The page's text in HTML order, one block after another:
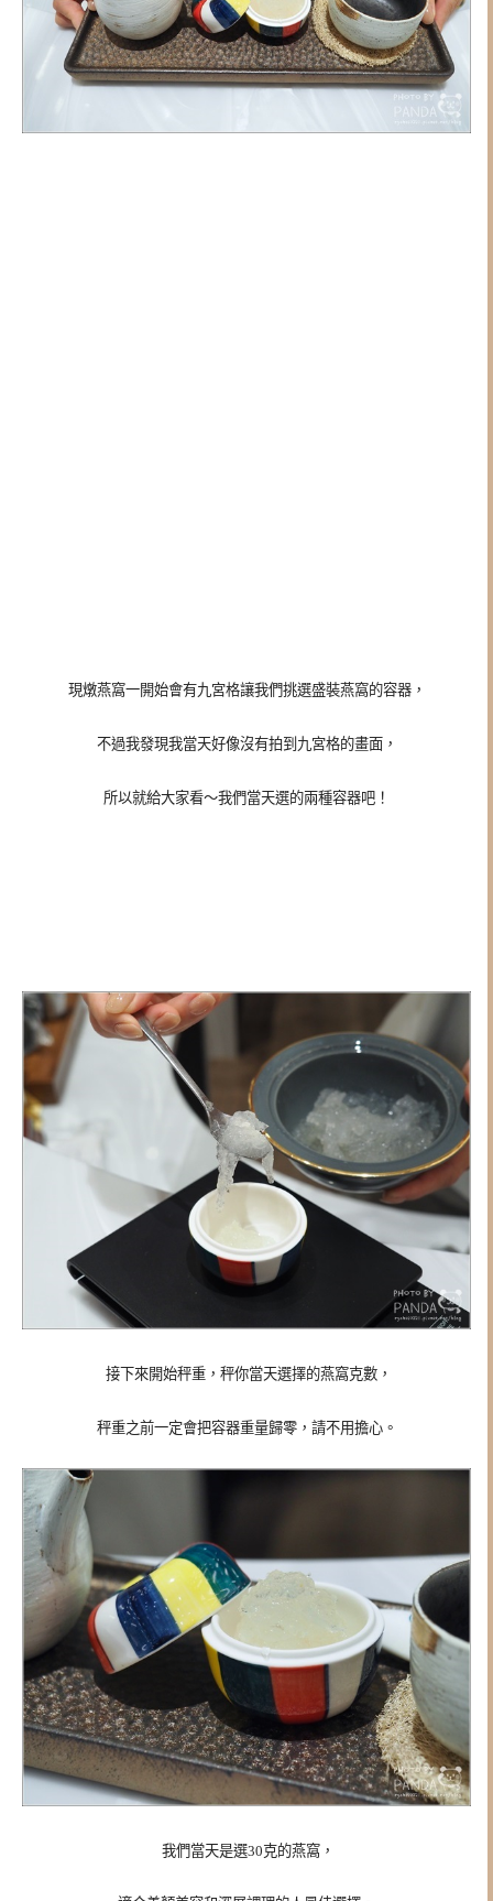
現燉燕窩一開始會有九宮格讓我們挑選盛裝燕窩的容器，
不過我發現我當天好像沒有拍到九宮格的畫面，
所以就給大家看～我們當天選的兩種容器吧！
接下來開始秤重，秤你當天選擇的燕窩克數，
秤重之前一定會把容器重量歸零，請不用擔心。
我們當天是選30克的燕窩，